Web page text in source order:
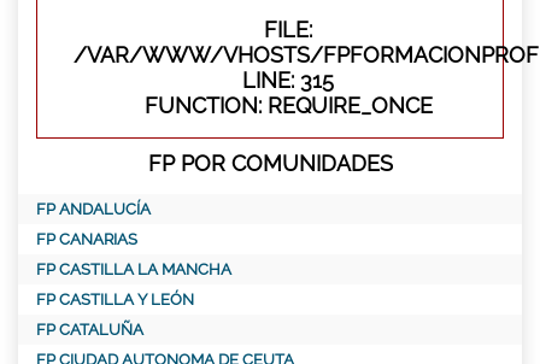
FILE:
/VAR/WWW/VHOSTS/
LINE: 315
FUNCTION: REQUIRE_ONCE
FP POR COMUNIDADES
FP ANDALUCÍA
FP CANARIAS
FP CASTILLA LA MANCHA
FP CASTILLA Y LEÓN
FP CATALUÑA
FP CIUDAD AUTONOMA DE CEUTA